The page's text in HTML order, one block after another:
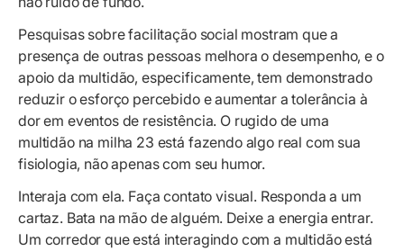
Pesquisas sobre facilitação social mostram que a
presença de outras pessoas melhora o desempenho, e o
apoio da multidão, especificamente, tem demonstrado
reduzir o esforço percebido e aumentar a tolerância à
dor em eventos de resistência. O rugido de uma
multidão na milha 23 está fazendo algo real com sua
fisiologia, não apenas com seu humor.
Interaja com ela. Faça contato visual. Responda a um
cartaz. Bata na mão de alguém. Deixe a energia entrar.
Um corredor que está interagindo com a multidão está